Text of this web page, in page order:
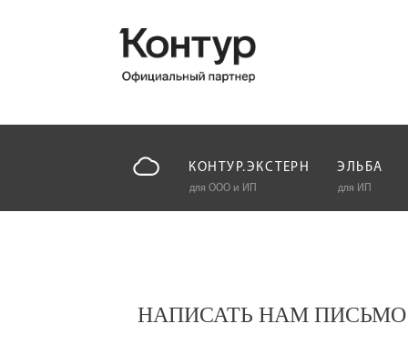
КОНТУР.ЭКСТЕРН
для ООО и ИП
ЭЛЬБА
для ИП
НАПИСАТЬ НАМ ПИСЬМО